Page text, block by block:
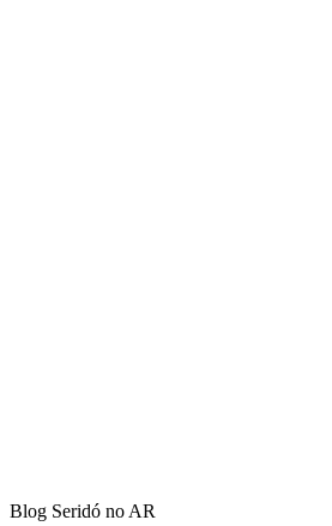
Blog Seridó no AR